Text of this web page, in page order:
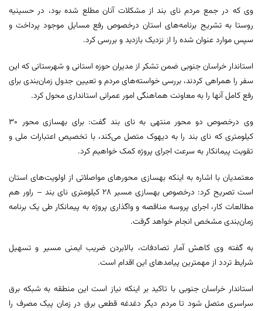
وی که در جمع مردم نای بند از مشکلات آنان مطلع شده بود، در حسینیه
روستا به تشریح برنامه‌های استان درخصوص رفع مسایل موجود پرداخت و
سپس موارد عنوان شده را از نزدیک بازدید و بررسی کرد.
استاندار خراسان جنوبی ضمن تشکر از مدیران حوزه استانی و شهرستانی که این
سفر را همراهی کردند، بررسی خواسته‌های مردم و تعیین جدول زمان‌بندی برای
رفع کامل آنها را به معاونت هماهنگی امور عمرانی استانداری محول کرد.
وی درخصوص دو محور منتهی به نای بند گفت: برای بهسازی محور ۳۰
کیلومتری که نای بند را به دیهوک متصل می‌کند، با تخصیص اعتبارات ملی و
تقویت پیمانکار به سرعت اجرای پروژه کمک خواهیم کرد.
معتمدیان با اشاره به اینکه بهسازی محورهای مواصلاتی از اولویت‌های استان
است تصریح کرد: درخصوص بهسازی مسیر ۲۸ کیلومتری نای بند – راور هم
مطالعات کار، اجرای پروسه مناقصه و واگذاری پروژه به پیمانکار طی یک برنامه
زمان‌بندی مشخص انجام خواهد گرفت.
به گفته وی کاهش آمار تصادفات، بالابردن ضریب ایمنی مسیر و تسهیل
شرایط تردد از مهمترین پیامدهای این اقدام است.
استاندار خراسان جنوبی با تاکید بر اینکه نیاز است این منطقه به شبکه برق
سراسری متصل شود تا مردم دیگر دغدغه قطعی برق در زمان پیک مصرف را